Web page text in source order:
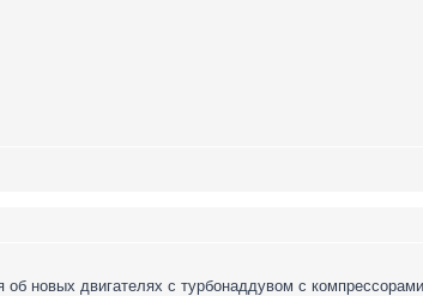
новых двигателях с турбонаддувом с